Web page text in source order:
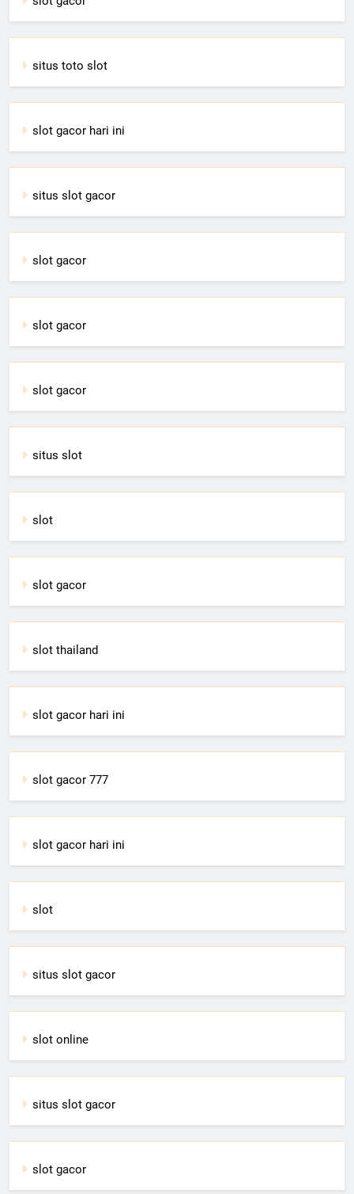
situs toto slot
slot gacor hari ini
situs slot gacor
slot gacor
slot gacor
slot gacor
situs slot
slot
slot gacor
slot thailand
slot gacor hari ini
slot gacor 777
slot gacor hari ini
slot
situs slot gacor
slot online
situs slot gacor
slot gacor